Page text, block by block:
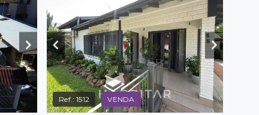
Ref.:1512 VENDA